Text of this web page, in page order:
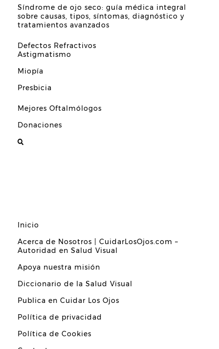
Síndrome de ojo seco: guía médica integral
sobre causas, tipos, síntomas, diagnóstico y
tratamientos avanzados
Defectos Refractivos
Astigmatismo
Miopía
Presbicia
Mejores Oftalmólogos
Donaciones
Inicio
Acerca de Nosotros | CuidarLosOjos.com –
Autoridad en Salud Visual
Apoya nuestra misión
Diccionario de la Salud Visual
Publica en Cuidar Los Ojos
Política de privacidad
Política de Cookies